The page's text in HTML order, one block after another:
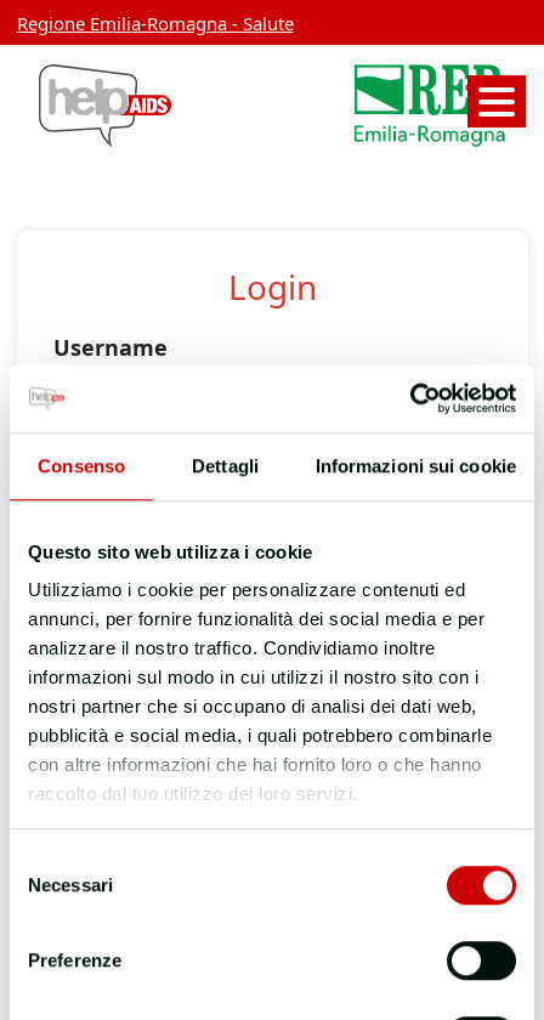
Consenso Dettagli Informazioni sui cookie
Questo sito web utilizza i cookie
Utilizziamo i cookie per personalizzare contenuti ed
annunci, per fornire funzionalità dei social media e per
analizzare il nostro traffico. Condividiamo inoltre
informazioni sul modo in cui utilizzi il nostro sito con i
nostri partner che si occupano di analisi dei dati web,
pubblicità e social media, i quali potrebbero combinarle
con altre informazioni che hai fornito loro o che hanno
raccolto dal tuo utilizzo dei loro servizi.
delNecessari
Preferenze
Regione Emilia-Romagna - Salute
Login
Username
Login